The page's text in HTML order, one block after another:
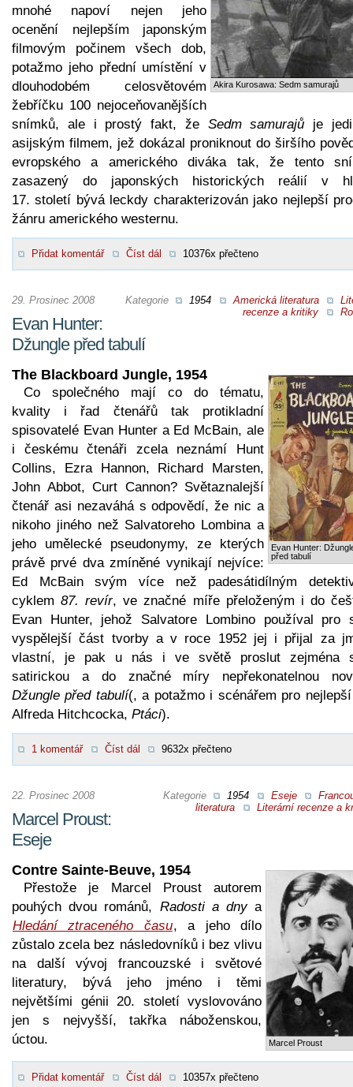
Akira Kurosawa: Sedm samurajů
mnohé napoví nejen jeho
ocenění nejlepším japonským
filmovým počinem všech dob,
potažmo jeho přední umístění v
dlouhodobém celosvětovém
žebříčku 100 nejoceňovanějších
snímků, ale i prostý fakt, že Sedm samurajů je
asijským filmem, jež dokázal proniknout do širšího
evropského a amerického diváka tak, že tento
zasazený do japonských historických reálií v
17. století bývá leckdy charakterizován jako nejlepší
žánru amerického westernu.
Přidat komentář Číst dál 10376x přečteno
Kategorie 1954 Americká literatura
recenze a kritiky
29. Prosinec 2008
Evan Hunter:
Džungle před tabulí
Evan Hunter:
před tabulí
The Blackboard Jungle, 1954
Co společného mají co do tématu,
kvality i řad čtenářů tak protikladní
spisovatelé Evan Hunter a Ed McBain, ale
i českému čtenáři zcela neznámí Hunt
Collins, Ezra Hannon, Richard Marsten,
John Abbot, Curt Cannon? Světaznalejší
čtenář asi nezaváhá s odpovědí, že nic a
nikoho jiného než Salvatoreho Lombina a
jeho umělecké pseudonymy, ze kterých
právě prvé dva zmíněné vynikají nejvíce:
Ed McBain svým více než padesátidílným
cyklem87. revír, ve značné míře přeloženým i do
Evan Hunter, jehož Salvatore Lombino používal pro
vyspělejší část tvorby a v roce 1952 jej i přijal za
vlastní, je pak u nás i ve světě proslut zejména
satirickou a do značné míry nepřekonatelnou
Džungle před tabulí(, a potažmo i scénářem pro
Alfreda Hitchcocka, Ptáci).
1 komentář Číst dál 9632x přečteno
Kategorie 1954 Eseje
literatura
Literární recenze a
22. Prosinec 2008
Marcel Proust:
Eseje
Marcel Proust
Contre Sainte-Beuve, 1954
Přestože je Marcel Proust autorem
pouhých dvou románů, Radosti a dnya
Hledání ztraceného času, a jeho dílo
zůstalo zcela bez následovníků i bez vlivu
na další vývoj francouzské i světové
literatury, bývá jeho jméno i těmi
největšími génii 20. století vyslovováno
jen s nejvyšší, takřka náboženskou,
úctou.
Přidat komentář Číst dál 10357x přečteno